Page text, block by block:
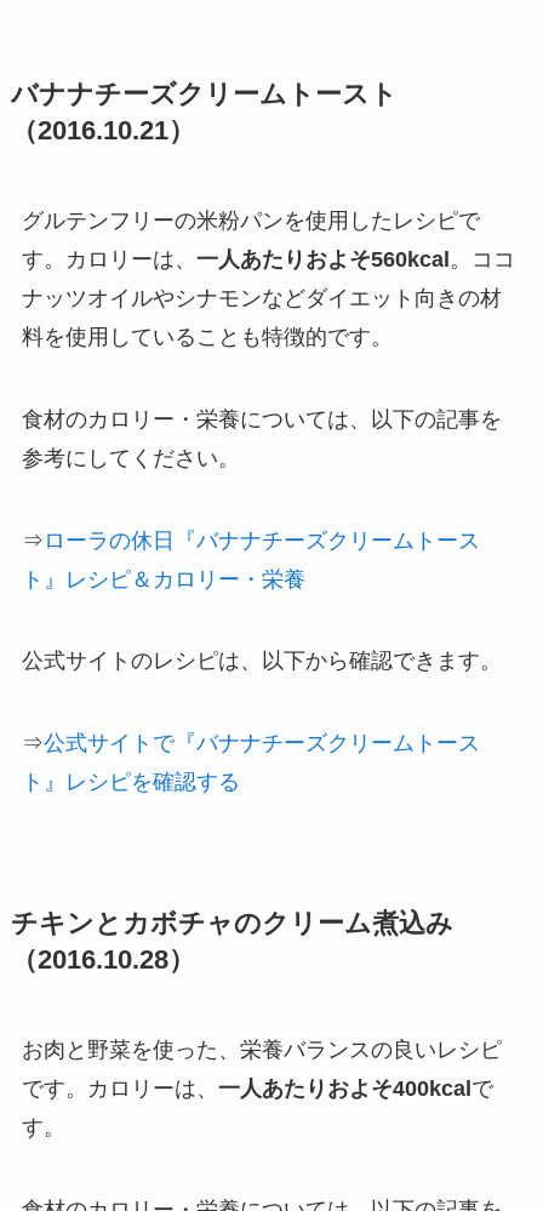
バナナチーズクリームトースト
（2016.10.21）
グルテンフリーの米粉パンを使用したレシピで
す。カロリーは、 一人あたりおよそ560kcal。ココ
ナッツオイルやシナモンなどダイエット向きの材
料を使用していることも特徴的です。
食材のカロリー・栄養については、以下の記事を
参考にしてください。
⇒ ローラの休日『バナナチーズクリームトース
ト』レシピ＆カロリー・栄養
公式サイトのレシピは、以下から確認できます。
⇒公式サイトで『バナナチーズクリームトース
ト』レシピを確認する
チキンとカボチャのクリーム煮込み
（2016.10.28）
お肉と野菜を使った、栄養バランスの良いレシピ
です。カロリーは、 一人あたりおよそ400kcal で
す。